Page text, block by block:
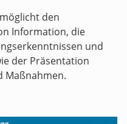
den
Information, die
und
der Präsentation
Maßnahmen.